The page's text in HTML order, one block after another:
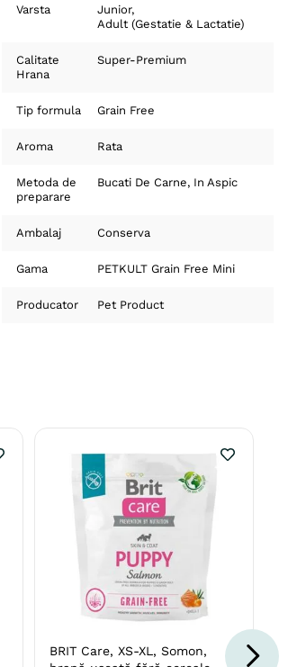
Varsta
Junior
Adult (Gestatie & Lactatie)
Calitate
Hrana
Super-Premium
Tip formula Grain Free
Aroma Rata
Metoda de
preparare
Bucati De Carne In Aspic
Ambalaj Conserva
Gama PETKULT Grain Free Mini
Producator Pet Product
BRIT Care, XS-XL, Somon,